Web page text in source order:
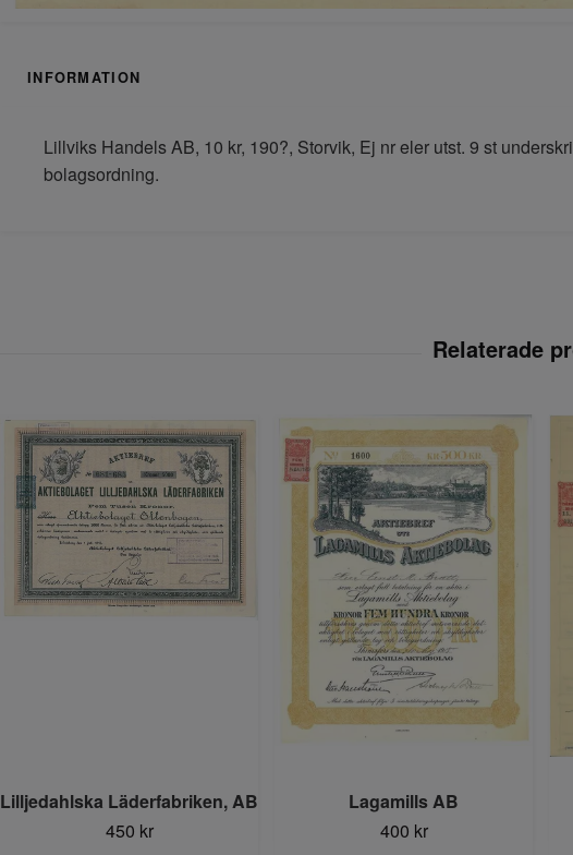
INFORMATION
Lillviks Handels AB, 10 kr, 190?, Storvik, Ej nr eler utst. 9 st
bolagsordning.
Lilljedahlska Läderfabriken, AB
450 kr
Lagamills AB
400 kr